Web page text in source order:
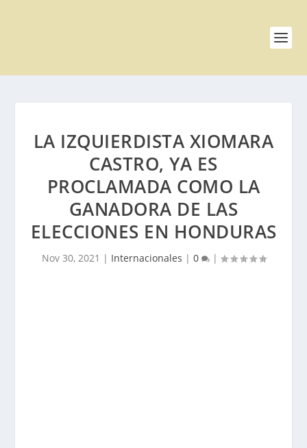
LA IZQUIERDISTA XIOMARA
CASTRO, YA ES
PROCLAMADA COMO LA
GANADORA DE LAS
ELECCIONES EN HONDURAS
Nov 30, 2021 | Internacionales | 0 |